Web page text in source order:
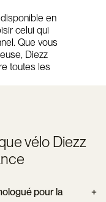
en
celui qui
Que vous
Diezz
toutes les
vélo Diezz
pour la